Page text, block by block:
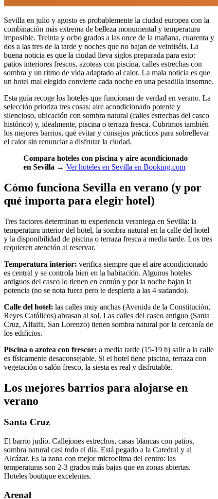
Sevilla en julio y agosto es probablemente la ciudad europea con la
combinación más extrema de belleza monumental y temperatura
imposible. Treinta y ocho grados a las once de la mañana, cuarenta y
dos a las tres de la tarde y noches que no bajan de veintiséis. La
buena noticia es que la ciudad lleva siglos preparada para esto:
patios interiores frescos, azoteas con piscina, calles estrechas con
sombra y un ritmo de vida adaptado al calor. La mala noticia es que
un hotel mal elegido convierte cada noche en una pesadilla insomne.
Esta guía recoge los hoteles que funcionan de verdad en verano. La
selección prioriza tres cosas: aire acondicionado potente y
silencioso, ubicación con sombra natural (calles estrechas del casco
histórico) y, idealmente, piscina o terraza fresca. Cubrimos también
los mejores barrios, qué evitar y consejos prácticos para sobrellevar
el calor sin renunciar a disfrutar la ciudad.
Compara hoteles con piscina y aire acondicionado
en Sevilla → Ver hoteles en Sevilla en Booking.com
Cómo funciona Sevilla en verano (y por
qué importa para elegir hotel)
Tres factores determinan tu experiencia veraniega en Sevilla: la
temperatura interior del hotel, la sombra natural en la calle del hotel
y la disponibilidad de piscina o terraza fresca a media tarde. Los tres
requieren atención al reservar.
Temperatura interior: verifica siempre que el aire acondicionado
es central y se controla bien en la habitación. Algunos hoteles
antiguos del casco lo tienen en común y por la noche bajan la
potencia (no se nota fuera pero te despierta a las 4 sudando).
Calle del hotel: las calles muy anchas (Avenida de la Constitución,
Reyes Católicos) abrasan al sol. Las calles del casco antiguo (Santa
Cruz, Alfalfa, San Lorenzo) tienen sombra natural por la cercanía de
los edificios.
Piscina o azotea con frescor: a media tarde (15-19 h) salir a la calle
es físicamente desaconsejable. Si el hotel tiene piscina, terraza con
vegetación o salón fresco, la siesta es real y disfrutable.
Los mejores barrios para alojarse en
verano
Santa Cruz
El barrio judío. Callejones estrechos, casas blancas con patios,
sombra natural casi todo el día. Está pegado a la Catedral y al
Alcázar. Es la zona con mejor microclima del centro: las
temperaturas son 2-3 grados más bajas que en zonas abiertas.
Hoteles boutique excelentes.
Arenal